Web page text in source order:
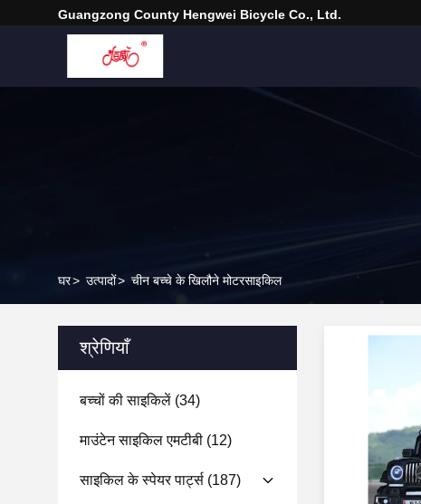
Guangzong County Hengwei Bicycle Co., Ltd.
घर> उत्पादों> चीन बच्चे के खिलौने मोटरसाइकिल
श्रेणियाँ
बच्चों की साइकिलें (34)
माउंटेन साइकिल एमटीबी (12)
साइकिल के स्पेयर पार्ट्स (187)